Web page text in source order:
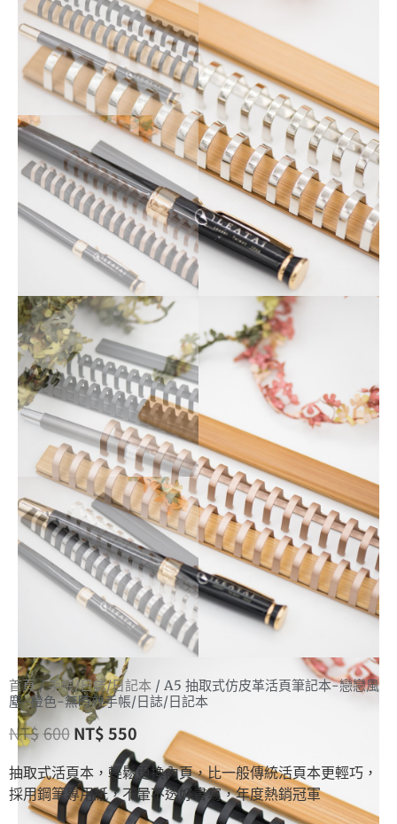
首頁/手帳/日誌/日記本 / A5 抽取式仿皮革活頁筆記本-戀戀風
塵-橙色-無時效手帳/日誌/日記本
NT$600 NT$550
抽取式活頁本，輕鬆更換內頁，比一般傳統活頁本更輕巧，
採用鋼筆專用紙，不暈不透好書寫，年度熱銷冠軍